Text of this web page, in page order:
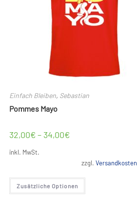
Einfach Bleiben, Sebastian
Pommes Mayo
32,00€ – 34,00€
inkl. MwSt.
zzgl. Versandkosten
Zusätzliche Optionen
Dieses
weist